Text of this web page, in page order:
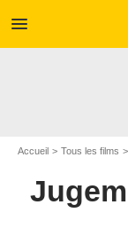
menu
Accueil Tous les films